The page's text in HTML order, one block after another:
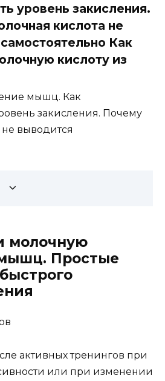
уровень закисления.
кислота не
Как
кислоту из
мышц. Как
закисления. Почему
выводится
молочную
Простые
активных тренингов при
или при изменении